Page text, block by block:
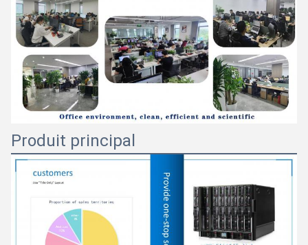
Produit principal